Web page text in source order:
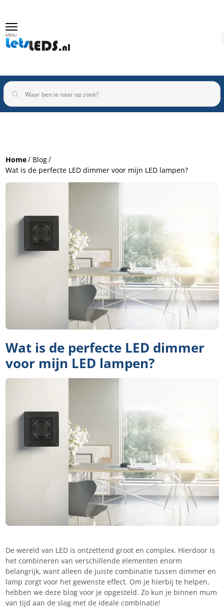
MENU
Inbouwspots
Home
Blog
Wat is de perfecte LED dimmer voor mijn LED lampen?
Wat is de perfecte LED dimmer
voor mijn LED lampen?
De wereld van LED is ontzettend groot en complex. Hierdoor is
het combineren van verschillende elementen enorm
belangrijk, want alleen de juiste combinatie tussen dimmer en
lamp zorgt voor het gewenste effect. Om je hierbij te helpen,
hebben we deze blog voor je opgesteld. Zo kun je binnen mum
van tijd aan de slag met de ideale combinatie!